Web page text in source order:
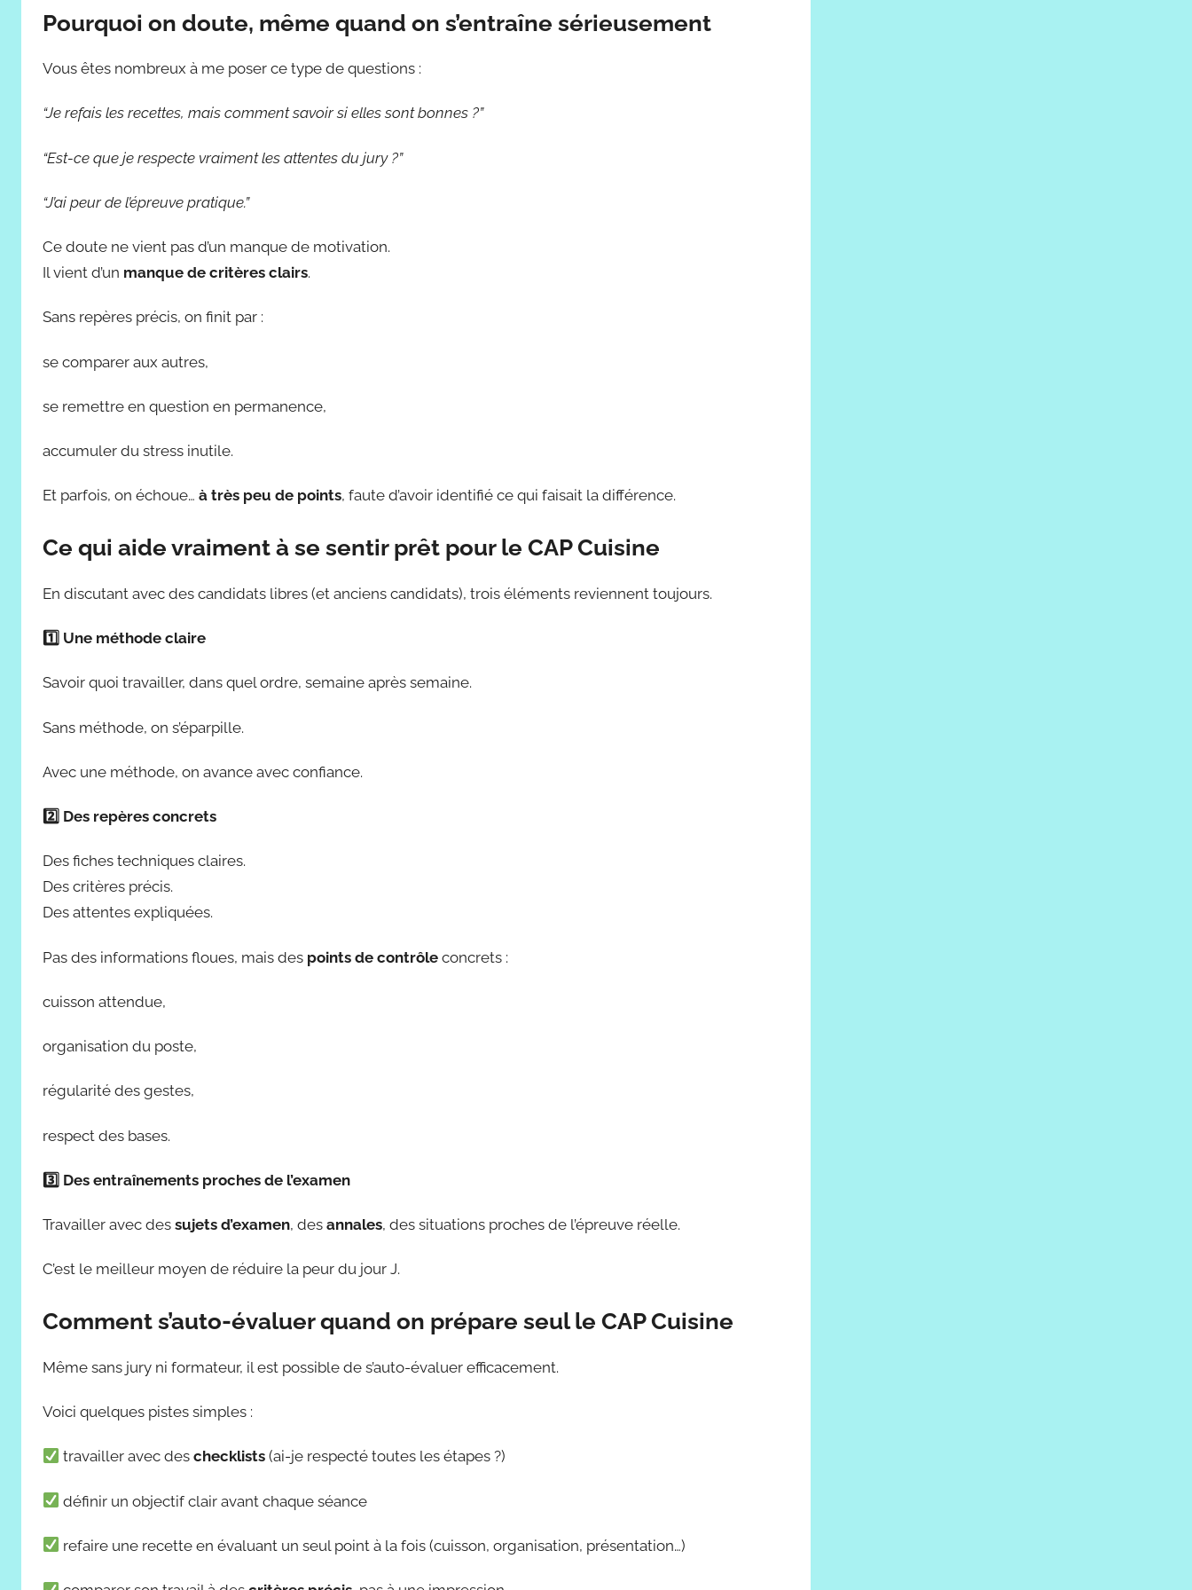
Pourquoi on doute, même quand on s’entraîne sérieusement
Vous êtes nombreux à me poser ce type de questions :
“Je refais les recettes, mais comment savoir si elles sont bonnes ?”
“Est-ce que je respecte vraiment les attentes du jury ?”
“J’ai peur de l’épreuve pratique.”
Ce doute ne vient pas d’un manque de motivation.
Il vient d’un manque de critères clairs.
Sans repères précis, on finit par :
se comparer aux autres,
se remettre en question en permanence,
accumuler du stress inutile.
Et parfois, on échoue… à très peu de points, faute d’avoir identifié ce qui faisait la différence.
Ce qui aide vraiment à se sentir prêt pour le CAP Cuisine
En discutant avec des candidats libres (et anciens candidats), trois éléments reviennent toujours.
1️ ⃣ Une méthode claire
Savoir quoi travailler, dans quel ordre, semaine après semaine.
Sans méthode, on s’éparpille.
Avec une méthode, on avance avec confiance.
2️ ⃣ Des repères concrets
Des fiches techniques claires.
Des critères précis.
Des attentes expliquées.
Pas des informations floues, mais des points de contrôle concrets :
cuisson attendue,
organisation du poste,
régularité des gestes,
respect des bases.
3️ ⃣ Des entraînements proches de l’examen
Travailler avec des sujets d’examen, des annales, des situations proches de l’épreuve réelle.
C’est le meilleur moyen de réduire la peur du jour J.
Comment s’auto-évaluer quand on prépare seul le CAP Cuisine
Même sans jury ni formateur, il est possible de s’auto-évaluer efficacement.
Voici quelques pistes simples :
travailler avec deschecklists (ai-je respecté toutes les étapes ?)
définir un objectif clair avant chaque séance
refaire une recette en évaluant un seul point à la fois (cuisson, organisation, présentation…)